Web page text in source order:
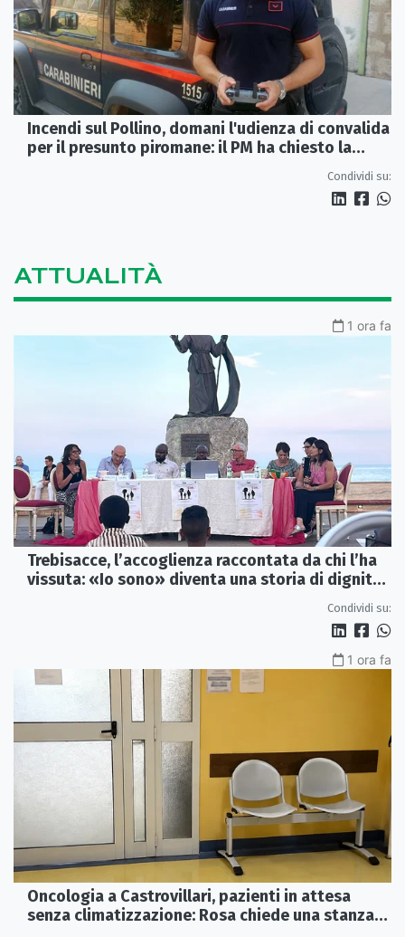
Incendi sul Pollino, domani l'udienza di convalida
per il presunto piromane: il PM ha chiesto la
Condividi su:
ATTUALITÀ
1 ora fa
Trebisacce, l’accoglienza raccontata da chi l’ha
vissuta: «Io sono» diventa una storia di dignità
Condividi su:
1 ora fa
Oncologia a Castrovillari, pazienti in attesa
senza climatizzazione: Rosa chiede una stanza